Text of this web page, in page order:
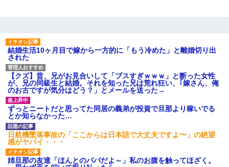
結婚生活10ヶ月目で嫁から一方的に「もう冷めた」と離婚切り出
された
【クズ】昔、兄がお見合いして「ブスすぎｗｗｗ」と断った女性
が、兄の同級生と結婚。それを知った兄は荒れ狂い、｢嫁さん、俺
のお古ですが気分はどう？」とメールを送った→
ずっとニートだと思ってた同居の義弟が投資で旦那より稼いでる
とか知らなかった…
日航機墜落事故の「ここからは日本語で大丈夫ですよ〜」の絶望
感がヤバイ・・・
姉旦那の友達「ほんとのパパだよ～」私のお腹を触ってほざく。